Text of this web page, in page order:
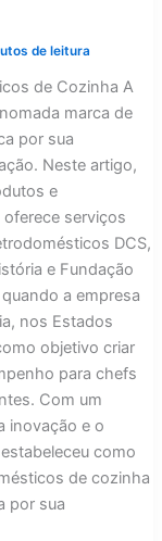
de leitura
de Cozinha A
marca de
por sua
Neste artigo,
e
serviços
DCS,
e Fundação
a empresa
nos Estados
objetivo criar
para chefs
Com um
inovação e o
como
de cozinha
por sua